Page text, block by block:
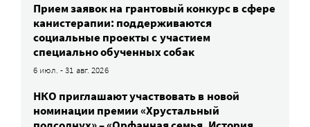
Прием заявок на грантовый конкурс в сфере
канистерапии: поддерживаются
социальные проекты с участием
специально обученных собак
6 июл. - 31 авг. 2026
НКО приглашают участвовать в новой
номинации премии «Хрустальный